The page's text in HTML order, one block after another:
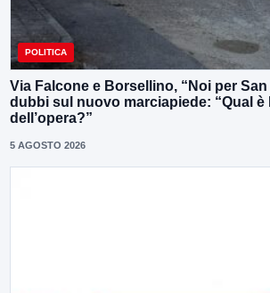
POLITICA
Via Falcone e Borsellino, “Noi per
dubbi sul nuovo marciapiede: “Qual è
dell’opera?”
5 AGOSTO 2026